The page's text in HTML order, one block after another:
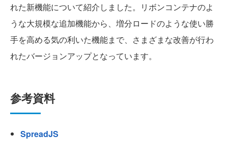
れた新機能について紹介しました。リボンコンテナのよ
うな大規模な追加機能から、増分ロードのような使い勝
手を高める気の利いた機能まで、さまざまな改善が行わ
れたバージョンアップとなっています。
参考資料
SpreadJS